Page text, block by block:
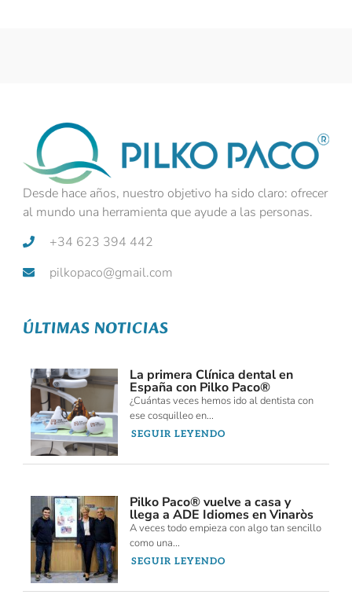
Desde hace años, nuestro objetivo ha sido claro: ofrecer
al mundo una herramienta que ayude a las personas.
+34 623 394 442
pilkopaco@gmail.com
ÚLTIMAS NOTICIAS
La primera Clínica dental en
España con Pilko Paco®
¿Cuántas veces hemos ido al dentista con
ese cosquilleo en...
SEGUIR LEYENDO
Pilko Paco® vuelve a casa y
llega a ADE Idiomes en Vinaròs
A veces todo empieza con algo tan sencillo
como una...
SEGUIR LEYENDO